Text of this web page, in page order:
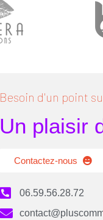
Besoin d'un point
Un plaisir
Contactez-nous
06.59.56.28.72